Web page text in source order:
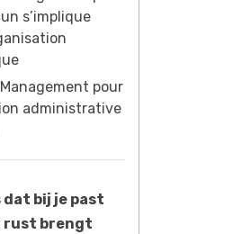
s’implique
pour
administrative
dat bij je past
rust brengt